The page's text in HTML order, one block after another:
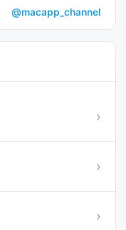
@macapp_channel
›
›
›